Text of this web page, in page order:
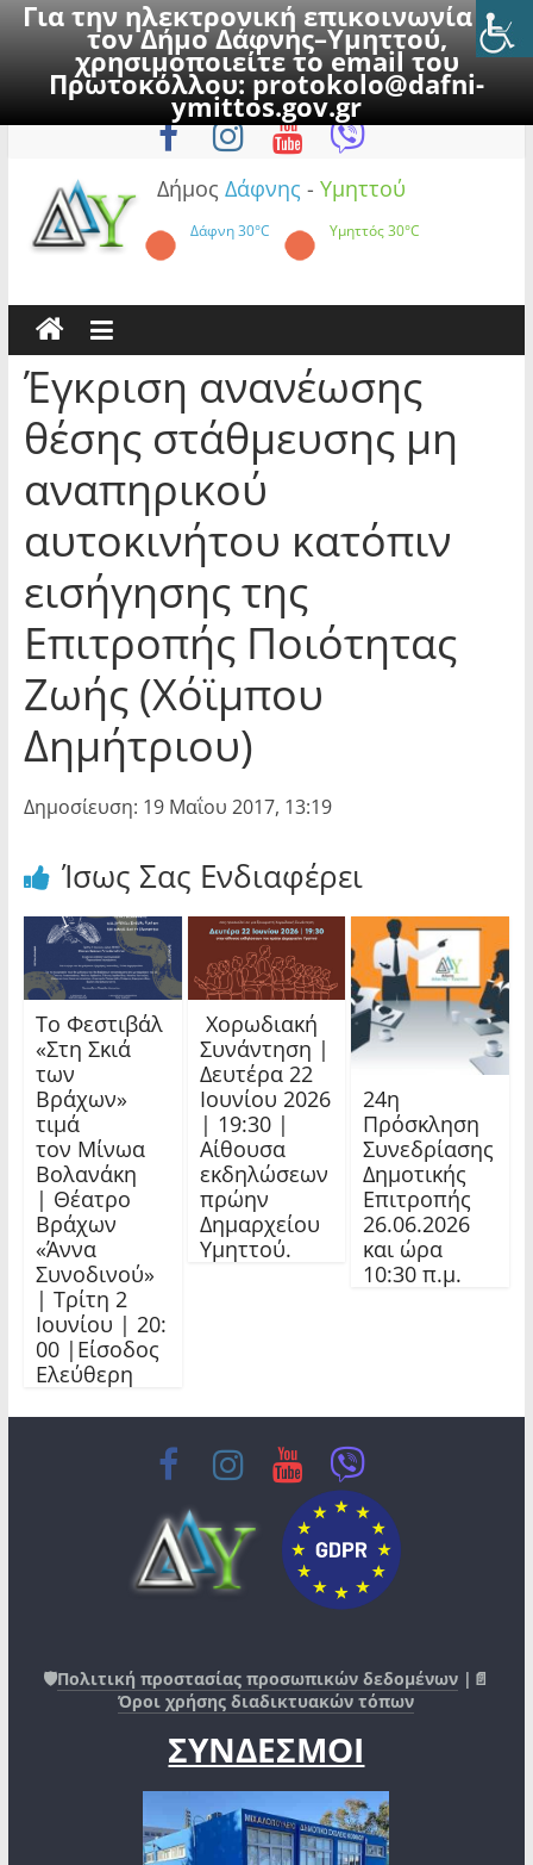
Για την ηλεκτρονική επικοινωνία με
τον Δήμο Δάφνης–Υμηττού,
χρησιμοποιείτε το email του
Πρωτοκόλλου:protokolo@dafni-
ymittos.gov.gr
to
Κυριακή, 9 Αυγούστου 2026
Δήμος Δάφνης - Υμηττού
Δάφνη30°C Υμηττός30°C
Έγκριση ανανέωσης
θέσης στάθμευσης μη
αναπηρικού
αυτοκινήτου κατόπιν
εισήγησης της
Επιτροπής Ποιότητας
Ζωής (Χόϊμπου
Δημήτριου)
Δημοσίευση: 19 Μαΐου 2017, 13:19
Ίσως Σας Ενδιαφέρει
Το Φεστιβάλ
«Στη Σκιά
των
Βράχων»
τιμά
τον Μίνωα
Βολανάκη
| Θέατρο
Βράχων
«Άννα
Συνοδινού»
| Τρίτη 2
Ιουνίου | 20:
00 |Είσοδος
Ελεύθερη
Χορωδιακή
Συνάντηση |
Δευτέρα 22
Ιουνίου 2026
| 19:30 |
Αίθουσα
εκδηλώσεων
πρώην
Δημαρχείου
Υμηττού.
24η
Πρόσκληση
Συνεδρίασης
Δημοτικής
Επιτροπής
26.06.2026
και ώρα
10:30 π.μ.
🛡️Πολιτική προστασίας προσωπικών δεδομένων |📄
Όροι χρήσης διαδικτυακών τόπων
ΣΥΝΔΕΣΜΟΙ